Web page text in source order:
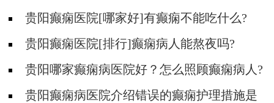
贵阳癫痫医院[哪家好]有癫痫不能吃什么?
贵阳癫痫医院[排行]癫痫病人能熬夜吗?
贵阳哪家癫痫病医院好？怎么照顾癫痫病人?
贵阳癫痫病医院介绍错误的癫痫护理措施是